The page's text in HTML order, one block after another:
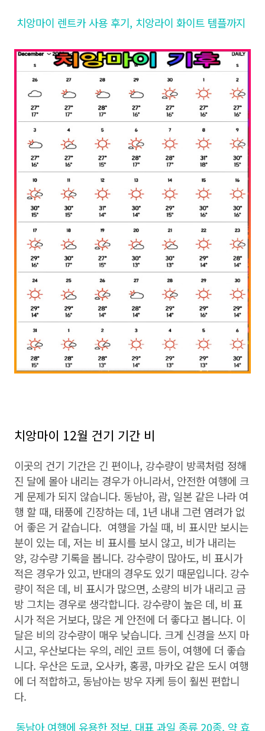
치앙마이 렌트카 사용 후기, 치앙라이 화이트 템플까지
치앙마이 12월 건기 기간 비
이곳의 건기 기간은 긴 편이나, 강수량이 방콕처럼 정해
진 달에 몰아 내리는 경우가 아니라서, 안전한 여행에 크
게 문제가 되지 않습니다. 동남아, 괌, 일본 같은 나라 여
행 할 때, 태풍에 긴장하는 데, 1년 내내 그런 염려가 없
어 좋은 거 같습니다. 여행을 가실 때, 비 표시만 보시는
분이 있는 데, 저는 비 표시를 보시 않고, 비가 내리는
양, 강수량 기록을 봅니다. 강수량이 많아도, 비 표시가
적은 경우가 있고, 반대의 경우도 있기 때문입니다. 강수
량이 적은 데, 비 표시가 많으면, 소량의 비가 내리고 금
방 그치는 경우로 생각합니다. 강수량이 높은 데, 비 표
시가 적은 거보다, 많은 게 안전에 더 좋다고 봅니다. 이
달은 비의 강수량이 매우 낮습니다. 크게 신경을 쓰지 마
시고, 우산보다는 우의, 레인 코트 등이, 여행에 더 좋습
니다. 우산은 도쿄, 오사카, 홍콩, 마카오 같은 도시 여행
에 더 적합하고, 동남아는 방우 자케 등이 훨씬 편합니
다.
동남아 여행에 유용한 정보, 대표 과일 종류 20종, 약 효